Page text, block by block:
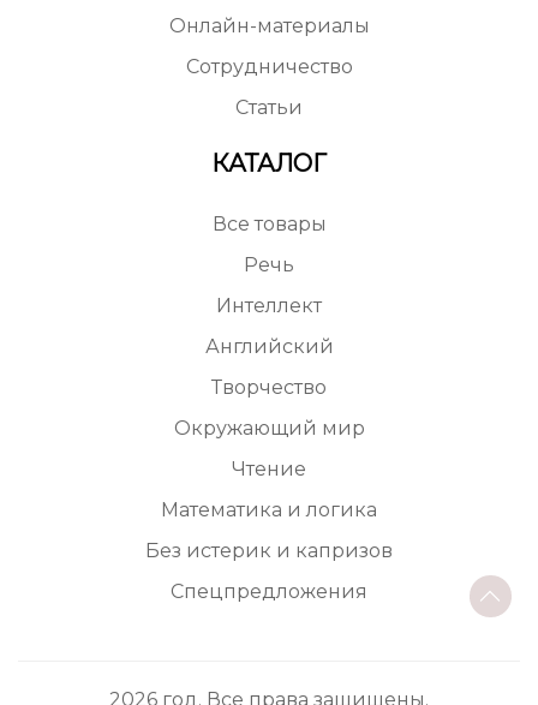
Онлайн-материалы
Сотрудничество
Статьи
КАТАЛОГ
Все товары
Речь
Интеллект
Английский
Творчество
Окружающий мир
Чтение
Математика и логика
Без истерик и капризов
Спецпредложения
2026 год. Все права защищены.